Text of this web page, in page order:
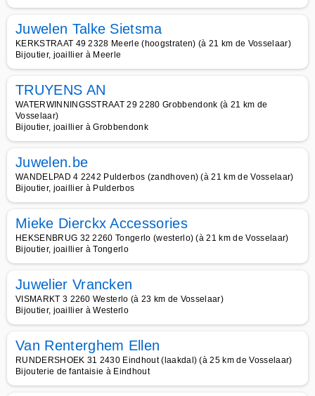
Juwelen Talke Sietsma
KERKSTRAAT 49 2328 Meerle (hoogstraten) (à 21 km de Vosselaar)
Bijoutier, joaillier à Meerle
TRUYENS AN
WATERWINNINGSSTRAAT 29 2280 Grobbendonk (à 21 km de
Vosselaar)
Bijoutier, joaillier à Grobbendonk
Juwelen.be
WANDELPAD 4 2242 Pulderbos (zandhoven) (à 21 km de Vosselaar)
Bijoutier, joaillier à Pulderbos
Mieke Dierckx Accessories
HEKSENBRUG 32 2260 Tongerlo (westerlo) (à 21 km de Vosselaar)
Bijoutier, joaillier à Tongerlo
Juwelier Vrancken
VISMARKT 3 2260 Westerlo (à 23 km de Vosselaar)
Bijoutier, joaillier à Westerlo
Van Renterghem Ellen
RUNDERSHOEK 31 2430 Eindhout (laakdal) (à 25 km de Vosselaar)
Bijouterie de fantaisie à Eindhout